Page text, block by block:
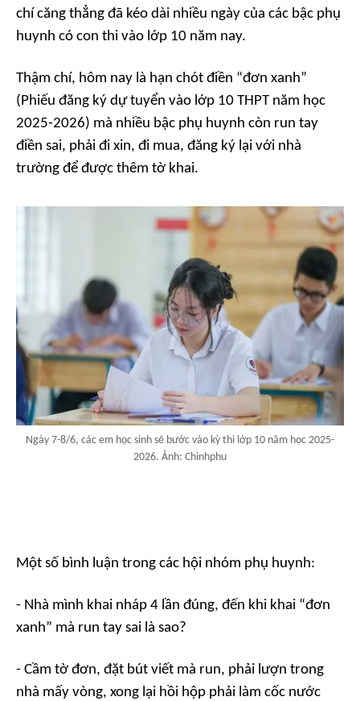
chí căng thẳng đã kéo dài nhiều ngày của các bậc phụ
huynh có con thi vào lớp 10 năm nay.
Thậm chí, hôm nay là hạn chót điền “đơn xanh”
(Phiếu đăng ký dự tuyển vào lớp 10 THPT năm học
2025-2026) mà nhiều bậc phụ huynh còn run tay
điền sai, phải đi xin, đi mua, đăng ký lại với nhà
trường để được thêm tờ khai.
Ngày 7-8/6, các em học sinh sẽ bước vào kỳ thi lớp 10 năm học 2025-
2026. Ảnh: Chinhphu
Một số bình luận trong các hội nhóm phụ huynh:
- Nhà mình khai nháp 4 lần đúng, đến khi khai “đơn
xanh” mà run tay sai là sao?
- Cầm tờ đơn, đặt bút viết mà run, phải lượn trong
nhà mấy vòng, xong lại hồi hộp phải làm cốc nước